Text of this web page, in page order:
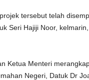
tersebut telah
Seri Hajiji Noor,
Ketua Menteri
Negeri, Datuk Dr